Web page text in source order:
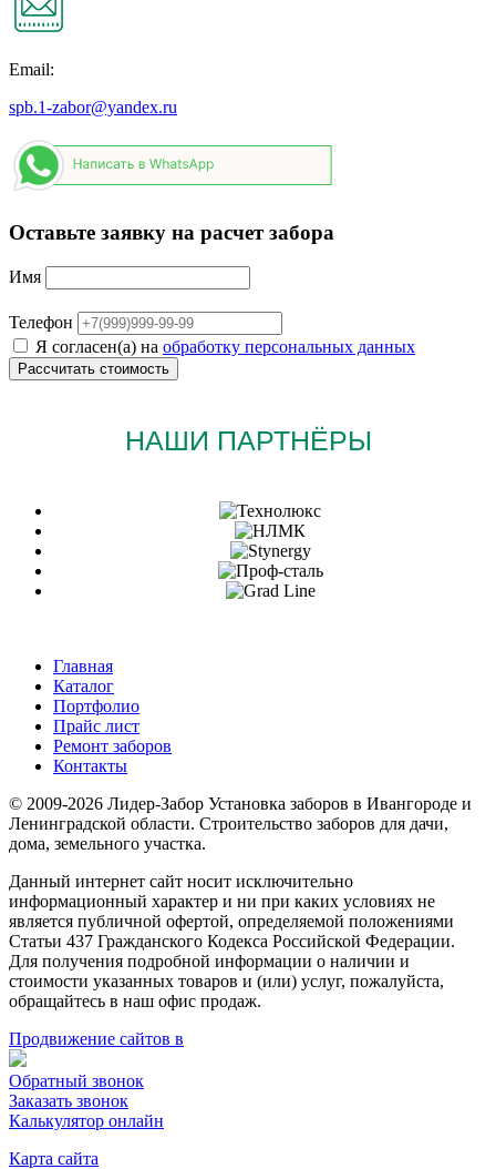
Email:
spb.1-zabor@yandex.ru
Оставьте заявку на расчет забора
Имя
Телефон
Я согласен(а) на обработку персональных данных
НАШИ ПАРТНЁРЫ
Главная
Каталог
Портфолио
Прайс лист
Ремонт заборов
Контакты
© 2009-2026 Лидер-Забор Установка заборов в Ивангороде и
Ленинградской области. Строительство заборов для дачи,
дома, земельного участка.
Данный интернет сайт носит исключительно
информационный характер и ни при каких условиях не
является публичной офертой, определяемой положениями
Статьи 437 Гражданского Кодекса Российской Федерации.
Для получения подробной информации о наличии и
стоимости указанных товаров и (или) услуг, пожалуйста,
обращайтесь в наш офис продаж.
Продвижение сайтов в
Обратный звонок
Заказать звонок
Калькулятор онлайн
Карта сайта